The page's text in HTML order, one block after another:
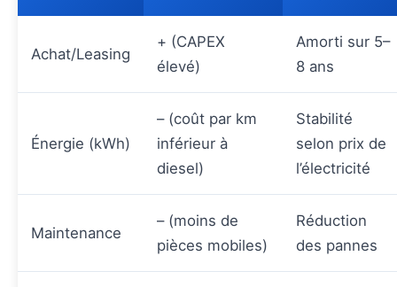
Achat/Leasing
+ (CAPEX
élevé)
Amorti sur 5–
8 ans
Énergie (kWh)
– (coût par km
inférieur à
diesel)
Stabilité
selon prix de
l’électricité
Maintenance
– (moins de
pièces mobiles)
Réduction
des pannes